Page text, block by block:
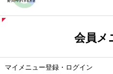
会員メ
マイメニュー登録・ログイン